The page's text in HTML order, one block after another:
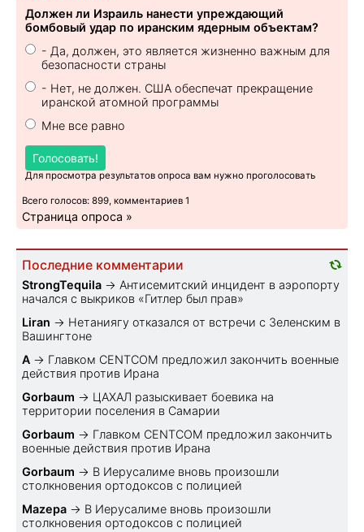
Должен ли Израиль нанести упреждающий
бомбовый удар по иранским ядерным объектам?
- Да, должен, это является жизненно важным для
безопасности страны
- Нет, не должен. США обеспечат прекращение
иранской атомной программы
Мне все равно
Голосовать!
Для просмотра результатов опроса вам нужно проголосовать
Всего голосов: 899, комментариев 1
Страница опроса »
Последние комментарии
StrongTequila → Антисемитский инцидент в аэропорту
начался с выкриков «Гитлер был прав»
Liran → Нетаниягу отказался от встречи с Зеленским в
Вашингтоне
A → Главком CENTCOM предложил закончить военные
действия против Ирана
Gorbaum → ЦАХАЛ разыскивает боевика на
территории поселения в Самарии
Gorbaum → Главком CENTCOM предложил закончить
военные действия против Ирана
Gorbaum → В Иерусалиме вновь произошли
столкновения ортодоксов с полицией
Mazepa → В Иерусалиме вновь произошли
столкновения ортодоксов с полицией